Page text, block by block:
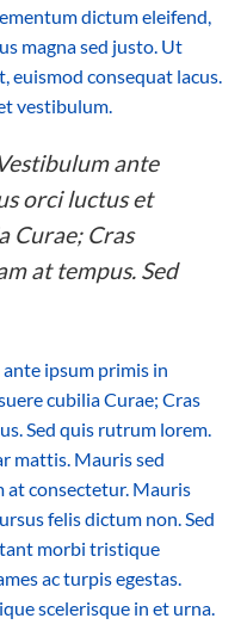
dictum eleifend,
magna sed justo. Ut
euismod consequat lacus.
vestibulum.
ante
orci luctus et
Curae; Cras
at tempus. Sed
ipsum primis in
cubilia Curae; Cras
Sed quis rutrum lorem.
mattis. Mauris sed
consectetur. Mauris
felis dictum non. Sed
morbi tristique
ac turpis egestas.
scelerisque in et urna.